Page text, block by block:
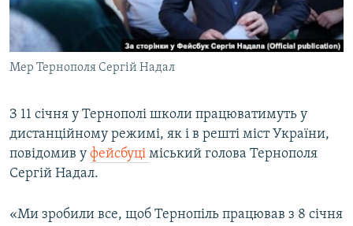
СПЕЦПРОЄКТИ
ПОДКАСТИ
РУС
УКР
КТАТ
ДОЛУЧАЙСЯ!
Мер Тернополя Сергій Надал
З 11 січня у Тернополі школи працюватимуть у
дистанційному режимі, як і в решті міст України,
повідомив у фейсбуці міський голова Тернополя
Сергій Надал.
«Ми зробили все, щоб Тернопіль працював з 8 січня